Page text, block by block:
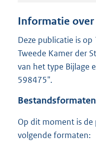
Informatie
Deze publicatie is
Tweede Kamer der
van het type Bijlage
598475".
Bestandsformaten
Op dit moment is de
volgende formaten: